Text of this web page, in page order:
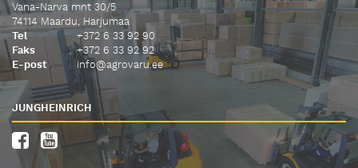
Vana-Narva mnt 30/5
74114 Maardu, Harjumaa
Tel
+372 6 33 92 90
Faks
+372 6 33 92 92
E-post
info@agrovaru.ee
JUNGHEINRICH